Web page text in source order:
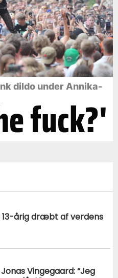
dildo under Annika-
fuck?'
13-årig dræbt af verdens
Vingegaard: “Jeg